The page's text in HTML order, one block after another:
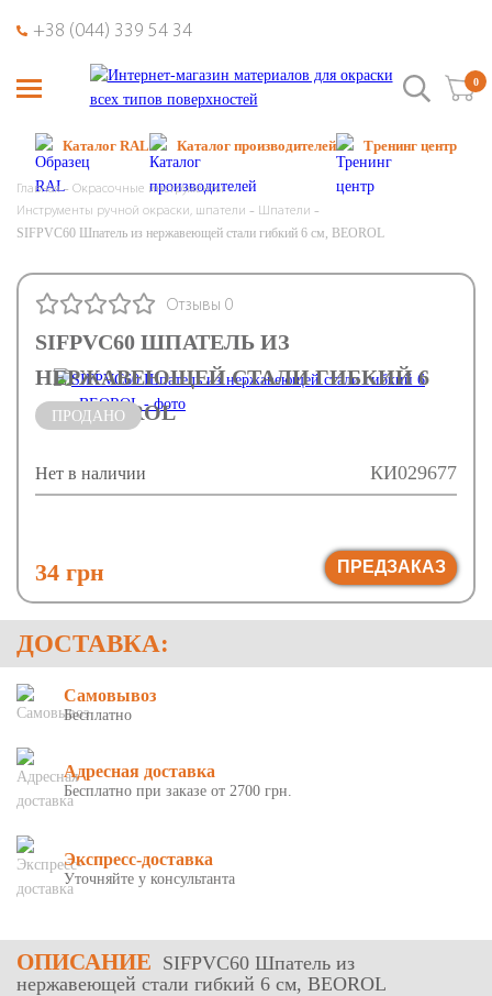
+38 (044) 339 54 34
0
Каталог RAL Каталог производителей Тренинг центр
Главная
Окрасочные инструменты
Инструменты ручной окраски, шпатели
Шпатели
SIFPVC60 Шпатель из нержавеющей стали гибкий 6 см, BEOROL
SIFPVC60 ШПАТЕЛЬ ИЗ
НЕРЖАВЕЮЩЕЙ СТАЛИ ГИБКИЙ 6
СМ, BEOROL
Отзывы 0
КИ029677
Нет в наличии
ПРОДАНО
34 грн ПРЕДЗАКАЗ
ДОСТАВКА:
Самовывоз
Бесплатно
Адресная доставка
Бесплатно при заказе от 2700 грн.
Экспресс-доставка
Уточняйте у консультанта
ОПИСАНИЕ SIFPVC60 Шпатель из
нержавеющей стали гибкий 6 см, BEOROL